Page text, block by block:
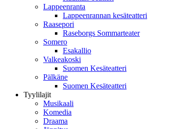
Lappeenranta
Lappeenrannan kesäteatteri
Raasepori
Raseborgs Sommarteater
Somero
Esakallio
Valkeakoski
Suomen Kesäteatteri
Pälkäne
Suomen Kesäteatteri
Tyylilajit
Musikaali
Komedia
Draama